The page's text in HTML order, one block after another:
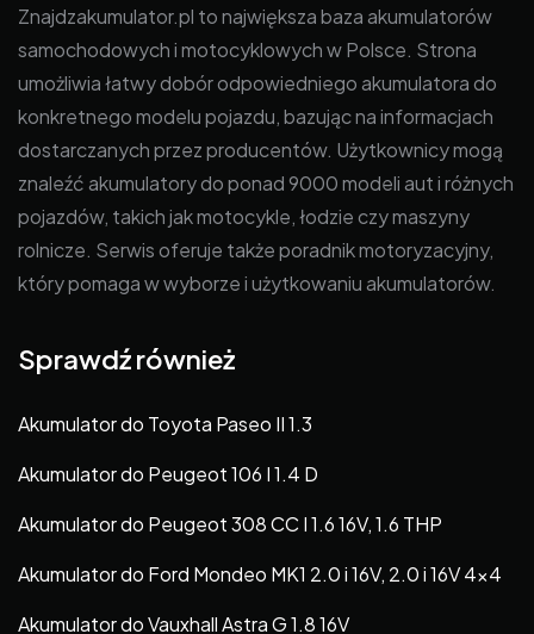
Znajdzakumulator.pl to największa baza akumulatorów
samochodowych i motocyklowych w Polsce. Strona
umożliwia łatwy dobór odpowiedniego akumulatora do
konkretnego modelu pojazdu, bazując na informacjach
dostarczanych przez producentów. Użytkownicy mogą
znaleźć akumulatory do ponad 9000 modeli aut i różnych
pojazdów, takich jak motocykle, łodzie czy maszyny
rolnicze. Serwis oferuje także poradnik motoryzacyjny,
który pomaga w wyborze i użytkowaniu akumulatorów.
Sprawdź również
Akumulator do Toyota Paseo II 1.3
Akumulator do Peugeot 106 I 1.4 D
Akumulator do Peugeot 308 CC I 1.6 16V, 1.6 THP
Akumulator do Ford Mondeo MK1 2.0 i 16V, 2.0 i 16V 4×4
Akumulator do Vauxhall Astra G 1.8 16V